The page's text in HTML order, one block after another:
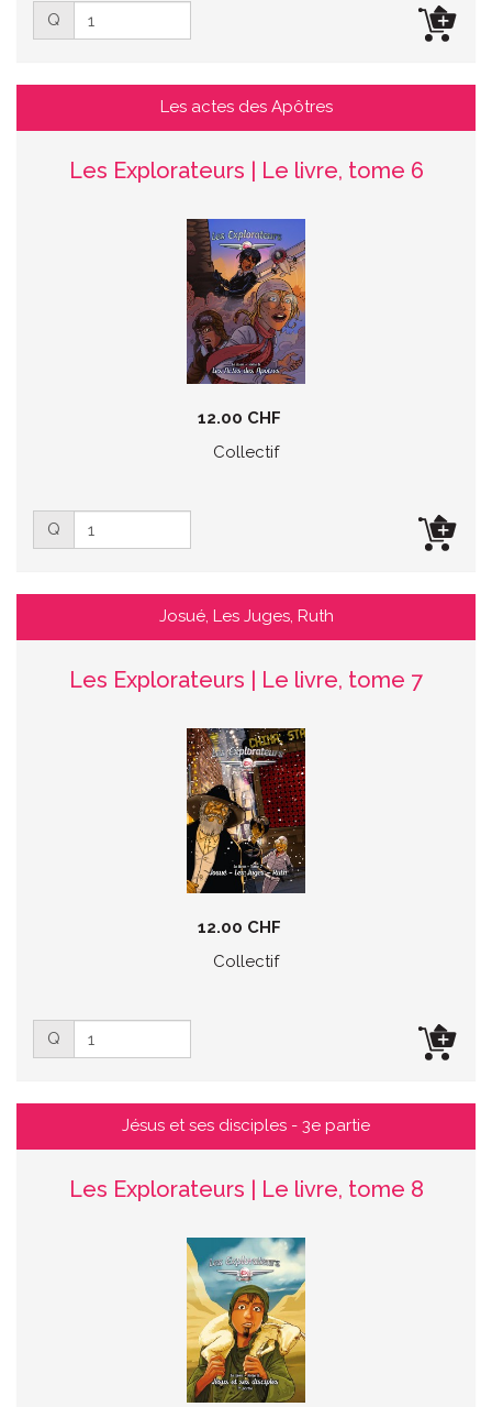
Q
Les actes des Apôtres
Les Explorateurs | Le livre, tome 6
12.00 CHF
Collectif
Q
Josué, Les Juges, Ruth
Les Explorateurs | Le livre, tome 7
12.00 CHF
Collectif
Q
Jésus et ses disciples - 3e partie
Les Explorateurs | Le livre, tome 8